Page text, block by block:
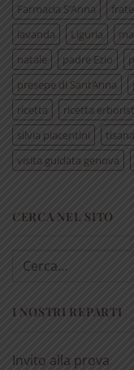
Farmacia S’Anna
lavanda
Liguria
natale
padre Ezio
presepe di SantAnna
ricetta
ricetta
silvia piacentini
tisana
visita guidata genova
CERCA NEL SITO
Cerca:
I NOSTRI REPARTI
Invito alla prova